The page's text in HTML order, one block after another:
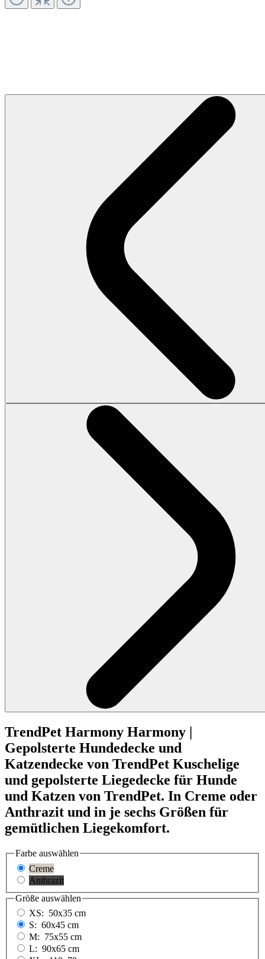
TrendPet Harmony Harmony |
Gepolsterte Hundedecke und
Katzendecke von TrendPet Kuschelige
und gepolsterte Liegedecke für Hunde
und Katzen von TrendPet. In Creme oder
Anthrazit und in je sechs Größen für
gemütlichen Liegekomfort.
Farbe auswählen
Creme
Anthrazit
Größe auswählen
XS: 50x35 cm
S: 60x45 cm
M: 75x55 cm
L: 90x65 cm